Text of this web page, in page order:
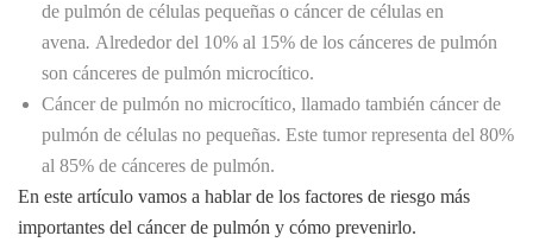
de pulmón de células pequeñas o cáncer de células en
avena. Alrededor del 10% al 15% de los cánceres de pulmón
son cánceres de pulmón microcítico.
Cáncer de pulmón no microcítico, llamado también cáncer de
pulmón de células no pequeñas. Este tumor representa del 80%
al 85% de cánceres de pulmón.
En este artículo vamos a hablar de los factores de riesgo más
importantes del cáncer de pulmón y cómo prevenirlo.